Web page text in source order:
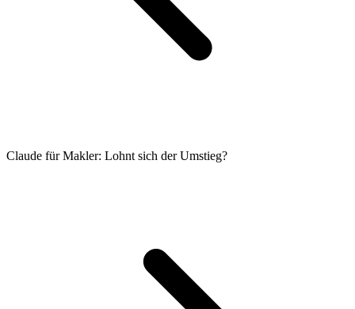
Claude für Makler: Lohnt sich der Umstieg?